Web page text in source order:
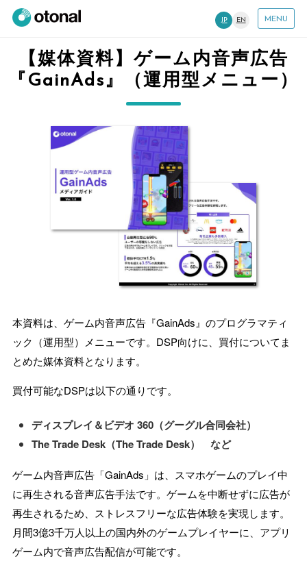
JP EN MENU
【媒体資料】ゲーム内音声広告
『GainAds』（運用型メニュー）
本資料は、ゲーム内音声広告『GainAds』のプログラマティ
ック（運用型）メニューです。DSP向けに、買付についてま
とめた媒体資料となります。
買付可能なDSPは以下の通りです。
ディスプレイ＆ビデオ 360（グーグル合同会社）
The Trade Desk（The Trade Desk） など
ゲーム内音声広告「GainAds」は、スマホゲームのプレイ中
に再生される音声広告手法です。ゲームを中断せずに広告が
再生されるため、ストレスフリーな広告体験を実現します。
月間3億3千万人以上の国内外のゲームプレイヤーに、アプリ
ゲーム内で音声広告配信が可能です。